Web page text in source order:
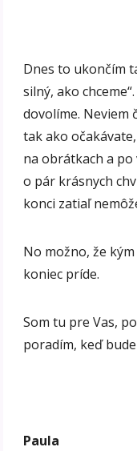
Dnes to ukončím
silný, ako
dovolíme.
tak ako
na obrátkach a po
o pár krásnych
konci zatiaľ
No možno, že
koniec príde.
Som tu pre Vas,
poradím, keď
Paula